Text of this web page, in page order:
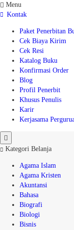
Menu
Kontak
Paket Penerbitan
Cek Biaya Kirim
Cek Resi
Katalog Buku
Konfirmasi Order
Blog
Profil Penerbit
Khusus Penulis
Karir
Kerjasama
Kategori Belanja
Agama Islam
Agama Kristen
Akuntansi
Bahasa
Biografi
Biologi
Bisnis